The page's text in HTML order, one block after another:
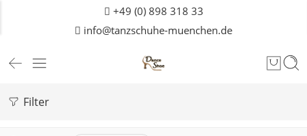
+49 (0) 898 318 33
info@tanzschuhe-muenchen.de
Filter